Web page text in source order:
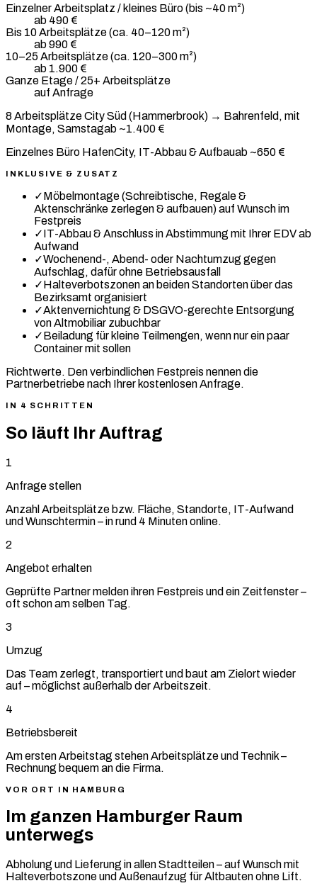
Einzelner Arbeitsplatz / kleines Büro (bis ~40 m²)
ab 490 €
Bis 10 Arbeitsplätze (ca. 40–120 m²)
ab 990 €
10–25 Arbeitsplätze (ca. 120–300 m²)
ab 1.900 €
Ganze Etage / 25+ Arbeitsplätze
auf Anfrage
8 Arbeitsplätze City Süd (Hammerbrook) → Bahrenfeld, mit
Montage, Samstagab ~1.400 €
Einzelnes Büro HafenCity, IT-Abbau & Aufbauab ~650 €
INKLUSIVE & ZUSATZ
✓Möbelmontage (Schreibtische, Regale &
Aktenschränke zerlegen & aufbauen) auf Wunsch im
Festpreis
✓IT-Abbau & Anschluss in Abstimmung mit Ihrer EDV ab
Aufwand
✓Wochenend-, Abend- oder Nachtumzug gegen
Aufschlag, dafür ohne Betriebsausfall
✓Halteverbotszonen an beiden Standorten über das
Bezirksamt organisiert
✓Aktenvernichtung & DSGVO-gerechte Entsorgung
von Altmobiliar zubuchbar
✓Beiladung für kleine Teilmengen, wenn nur ein paar
Container mit sollen
Richtwerte. Den verbindlichen Festpreis nennen die
Partnerbetriebe nach Ihrer kostenlosen Anfrage.
IN 4 SCHRITTEN
So läuft Ihr Auftrag
1
Anfrage stellen
Anzahl Arbeitsplätze bzw. Fläche, Standorte, IT-Aufwand
und Wunschtermin – in rund 4 Minuten online.
2
Angebot erhalten
Geprüfte Partner melden ihren Festpreis und ein Zeitfenster –
oft schon am selben Tag.
3
Umzug
Das Team zerlegt, transportiert und baut am Zielort wieder
auf – möglichst außerhalb der Arbeitszeit.
4
Betriebsbereit
Am ersten Arbeitstag stehen Arbeitsplätze und Technik –
Rechnung bequem an die Firma.
VOR ORT IN HAMBURG
Im ganzen Hamburger Raum
unterwegs
Abholung und Lieferung in allen Stadtteilen – auf Wunsch mit
Halteverbotszone und Außenaufzug für Altbauten ohne Lift.